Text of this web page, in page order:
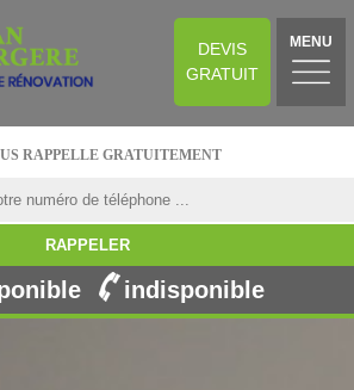
DEVIS
GRATUIT
MENU
RAPPELLE GRATUITEMENT
indisponible